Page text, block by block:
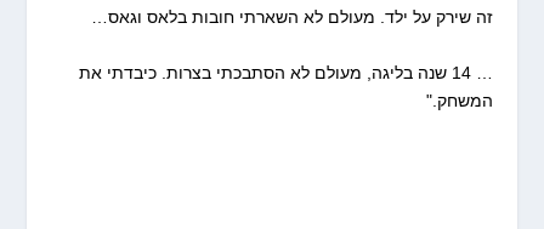
זה שירק על ילד. מעולם לא השארתי חובות בלאס וגאס…
… 14 שנה בליגה, מעולם לא הסתבכתי בצרות. כיבדתי את
המשחק."